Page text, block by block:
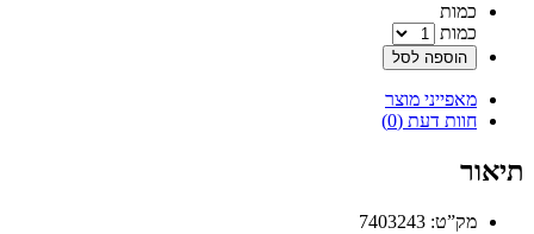
‫כמות‬
כמות
הוספה לסל
מאפייני מוצר
חוות דעת (0)
תיאור
מק”ט: 7403243